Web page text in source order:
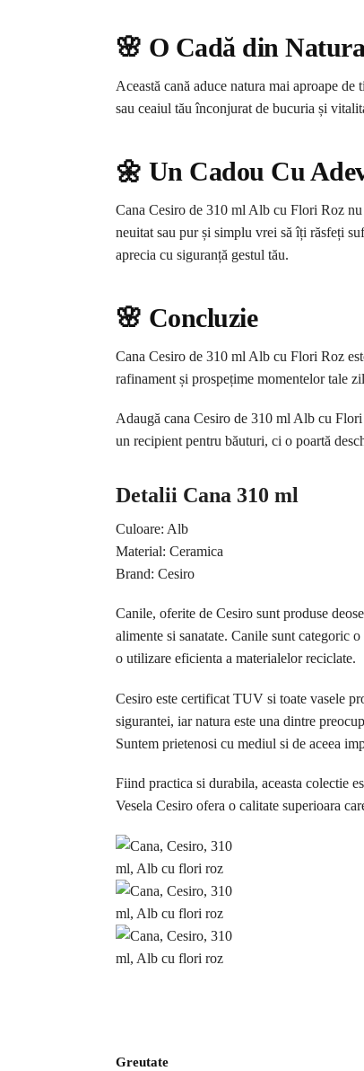
🌸 O Cadă din Natura
Această cană aduce natura mai aproape
sau ceaiul tău înconjurat de bucuria și
🌼 Un Cadou Cu
Cana Cesiro de 310 ml Alb cu Flori Roz
neuitat sau pur și simplu vrei să îți răsfeți
aprecia cu siguranță gestul tău.
🌸 Concluzie
Cana Cesiro de 310 ml Alb cu Flori Roz
rafinament și prospețime momentelor tale
Adaugă cana Cesiro de 310 ml Alb cu
un recipient pentru băuturi, ci o poartă
Detalii Cana 310 ml
Culoare: Alb
Material: Ceramica
Brand: Cesiro
Canile, oferite de Cesiro sunt produse
alimente si sanatate. Canile sunt categoric
o utilizare eficienta a materialelor reciclate.
Cesiro este certificat TUV si toate vasele
sigurantei, iar natura este una dintre
Suntem prietenosi cu mediul si de aceea
Fiind practica si durabila, aceasta colectie
Vesela Cesiro ofera o calitate superioara
Greutate